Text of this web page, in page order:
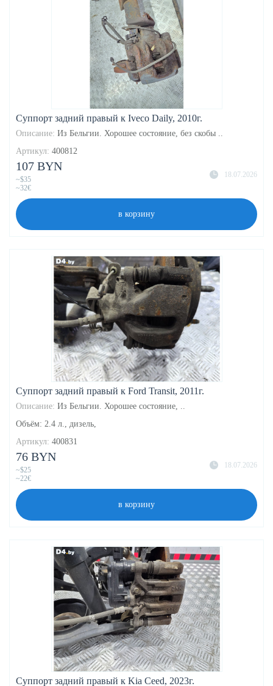
Суппорт задний правый к Iveco Daily, 2010г.
Описание: Из Бельгии. Хорошее состояние, без скобы ..
Артикул: 400812
18.07.2026
107 BYN
~$35
~32€
в корзину
Суппорт задний правый к Ford Transit, 2011г.
Описание: Из Бельгии. Хорошее состояние, ..
Объём: 2.4 л., дизель,
Артикул: 400831
18.07.2026
76 BYN
~$25
~22€
в корзину
Суппорт задний правый к Kia Ceed, 2023г.